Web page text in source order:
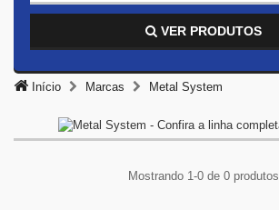
VER PRODUTOS
Início Marcas Metal System
Mostrando 1-0 de 0 produtos